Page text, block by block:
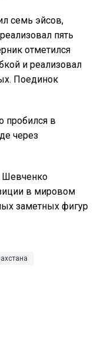
семь эйсов,
пять
отметился
и реализовал
Поединок
пробился в
через
Шевченко
в мировом
заметных фигур